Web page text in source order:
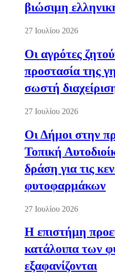
βιώσιμη
27 Ιουλίου 2026
Οι αγρότες
προστασία της
σωστή
27 Ιουλίου 2026
Οι Δήμοι στην
Τοπική
δράση για τις
φυτοφαρμάκων
27 Ιουλίου 2026
Η επιστήμη
κατάλοιπα των
εξαφανίζονται